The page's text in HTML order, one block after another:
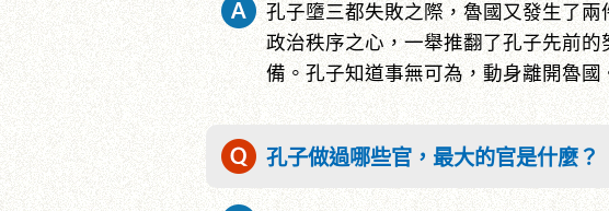
孔子墮三都失敗之際，魯國又發生了
政治秩序之心，一舉推翻了孔子先前
備。孔子知道事無可為，動身離開魯國
孔子做過哪些官，最大的官是什麼？